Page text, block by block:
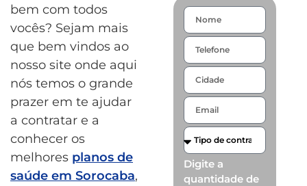
bem com todos
vocês? Sejam mais
que bem vindos ao
nosso site onde aqui
nós temos o grande
prazer em te ajudar
a contratar e a
conhecer os
melhores planos de
saúde em Sorocaba,
Digite a
quantidade de